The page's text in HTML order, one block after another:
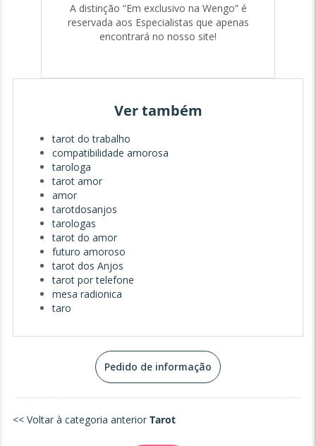
A distinção “Em exclusivo na Wengo” é
reservada aos Especialistas que apenas
encontrará no nosso site!
Ver também
tarot do trabalho
compatibilidade amorosa
tarologa
tarot amor
amor
tarotdosanjos
tarologas
tarot do amor
futuro amoroso
tarot dos Anjos
tarot por telefone
mesa radionica
taro
Pedido de informação
<< Voltar à categoria anterior Tarot